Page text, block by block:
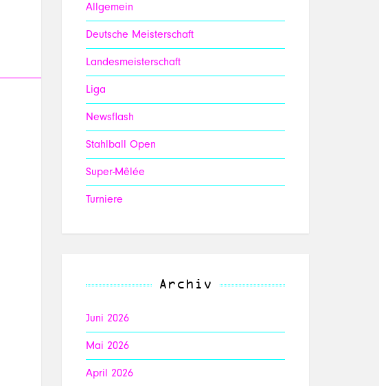
Allgemein
Deutsche Meisterschaft
Landesmeisterschaft
Liga
Newsflash
Stahlball Open
Super-Mêlée
Turniere
Archiv
Juni 2026
Mai 2026
April 2026